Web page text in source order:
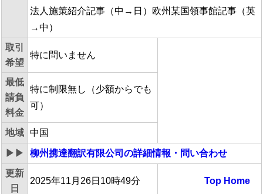
法人施策紹介記事（中→日）欧州某国領事館記事（英
→中）
取引
希望
特に問いません
最低
請負
料金
特に制限無し（少額からでも
可）
地域 中国
▶▶ 柳州携達翻訳有限公司 の詳細情報・問い合わせ
更新
日
2025年11月26日10時49分 Top Home